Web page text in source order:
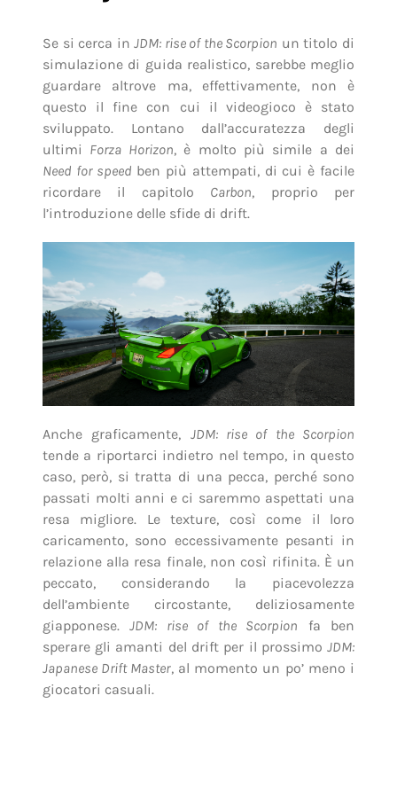
Se si cerca inJDM: rise of the Scorpion un titolo di
simulazione di guida realistico, sarebbe meglio
guardare altrove ma, effettivamente, non è
questo il fine con cui il videogioco è stato
sviluppato. Lontano dall’accuratezza degli
ultimi Forza Horizon, è molto più simile a dei
Need for speed ben più attempati, di cui è facile
ricordare il capitolo Carbon, proprio per
l’introduzione delle sfide di drift.
Anche graficamente, JDM: rise of the Scorpion
tende a riportarci indietro nel tempo, in questo
caso, però, si tratta di una pecca, perché sono
passati molti anni e ci saremmo aspettati una
resa migliore. Le texture, così come il loro
caricamento, sono eccessivamente pesanti in
relazione alla resa finale, non così rifinita. È un
peccato, considerando la piacevolezza
dell’ambiente circostante, deliziosamente
giapponese.JDM: rise of the Scorpion fa ben
sperare gli amanti del drift per il prossimoJDM:
Japanese Drift Master, al momento un po’ meno i
giocatori casuali.